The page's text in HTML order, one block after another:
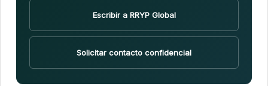
Escribir a RRYP Global
Solicitar contacto confidencial